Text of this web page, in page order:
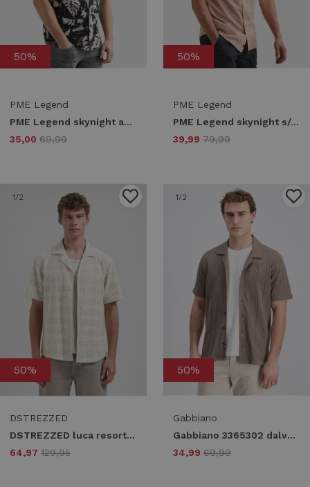
50%
PME Legend
PME Legend skynight aop leafy airstream psis2604208 Overhemd 5282 carbon
35,00 69,99
50%
PME Legend
PME Legend skynight s/s ctn/linen 2 tone psis2604210 Overhemd 3031 rose dawn
39,99 79,99
1/2
50%
DSTREZZED
DSTREZZED luca resort shirt 311519 Overhemd 107 silver birch
64,97 129,95
1/2
50%
Gabbiano
Gabbiano 3365302 dalven Overhemd 4232 wood brown
34,99 69,99